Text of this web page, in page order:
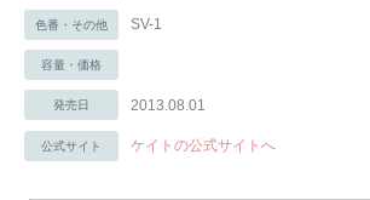
色番・その他 SV-1
容量・価格
発売日 2013.08.01
公式サイト ケイトの公式サイトへ